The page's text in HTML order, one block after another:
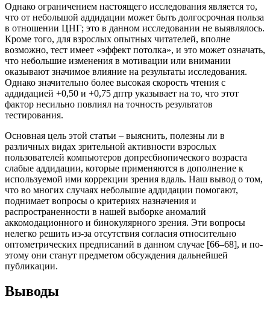
Однако ограничением настоящего исследования является то,
что от небольшой аддидации может быть долгосрочная польза
в отношении ЦНГ; это в данном исследовании не выявлялось.
Кроме того, для взрос­лых опытных читателей, вполне
возможно, тест имеет «эффект потолка», и это может означать,
что небольшие изменения в мотивации или внимании
оказывают значимое влияние на результаты исследования.
Однако значительно более высокая скорость чтения с
аддидацией +0,50 и +0,75 дптр указывает на то, что этот
фактор несильно повлиял на точность результатов
тестирования.
Основная цель этой статьи – выяснить, полезны ли в
различных видах зрительной активности взрос­лых
пользователей компьютеров допресбиопического возраста
слабые аддидации, которые применяются в дополнение к
используемой ими коррекции зрения вдаль. Наш вывод о том,
что во многих случаях небольшие аддидации помогают,
поднимает вопросы о критериях назначения и
распространенности в нашей выборке аномалий
аккомодационного и бинокулярного зрения. Эти вопросы
нелегко решить из-за отсутствия согласия относительно
оптометрических предписаний в данном случае [66–68], и по­
этому они станут предметом обсуждения дальнейшей
публикации.
Выводы